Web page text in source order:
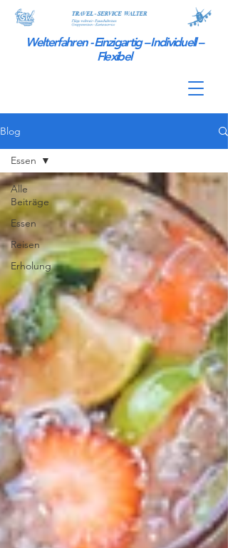
Welterfahren - Einzigartig – Individuell –
Flexibel
Blog
Alle
Beiträge
Essen
Reisen
Erholung
Essen